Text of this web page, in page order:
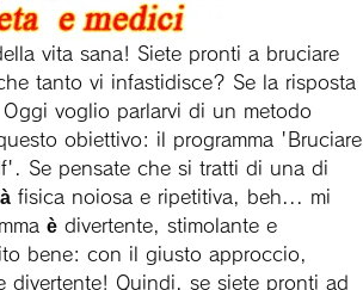
vita sana! Siete pronti a bruciare
tanto vi infastidisce? Se la risposta
voglio parlarvi di un metodo
obiettivo: il programma 'Bruciare
Se pensate che si tratti di una di
fisica noiosa e ripetitiva, beh... mi
è divertente, stimolante e
bene: con il giusto approccio,
divertente! Quindi, se siete pronti ad